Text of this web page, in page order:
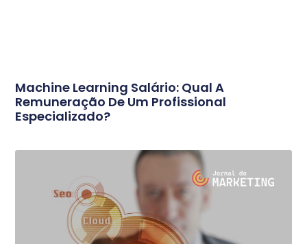
Machine Learning Salário: Qual A
Remuneração De Um Profissional
Especializado?